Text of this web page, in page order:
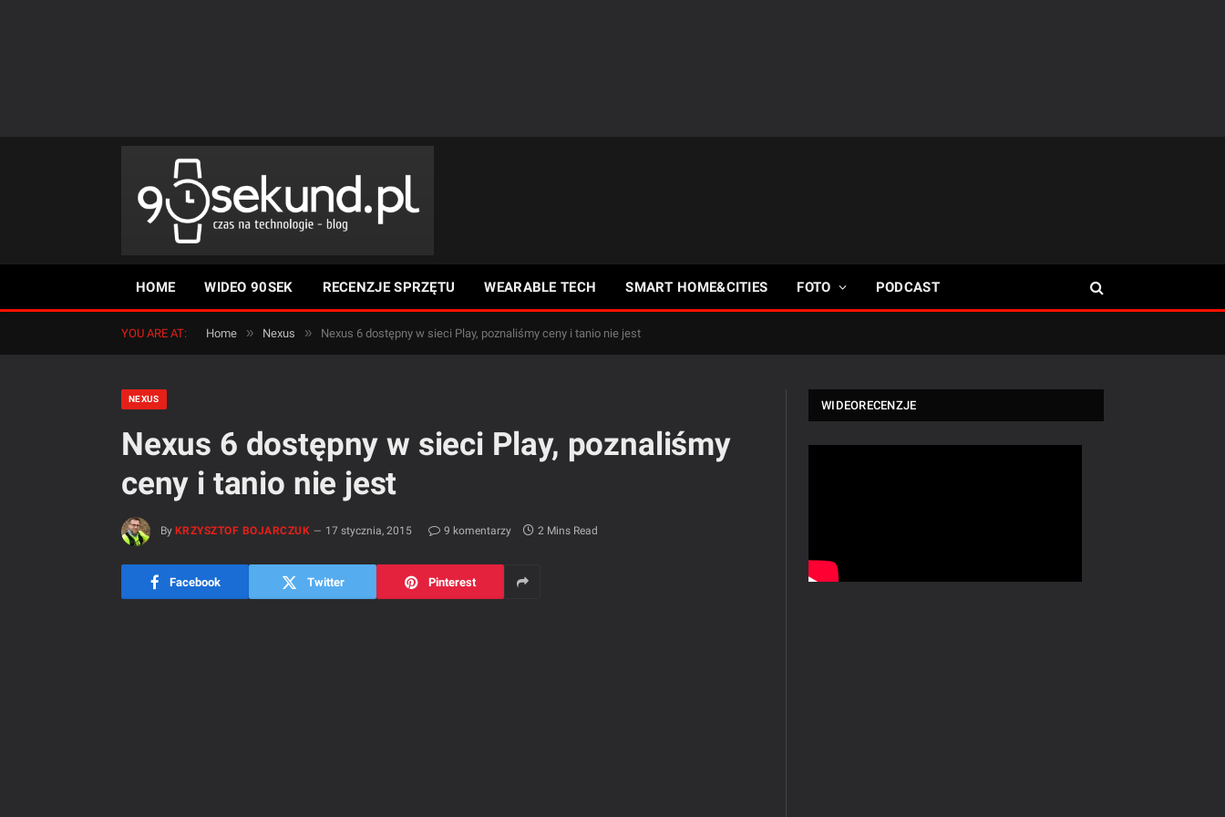
HOME WIDEO 90SEK RECENZJE SPRZĘTU WEARABLE TECH SMART HOME&CITIES FOTO PODCAST
YOU ARE AT: Home » Nexus » Nexus 6 dostępny w sieci Play, poznaliśmy ceny i tanio nie jest
NEXUS
Nexus 6 dostępny w sieci Play, poznaliśmy
ceny i tanio nie jest
By KRZYSZTOF BOJARCZUK 17 stycznia, 2015 9 komentarzy 2 Mins Read
Facebook Twitter Pinterest
WIDEORECENZJE